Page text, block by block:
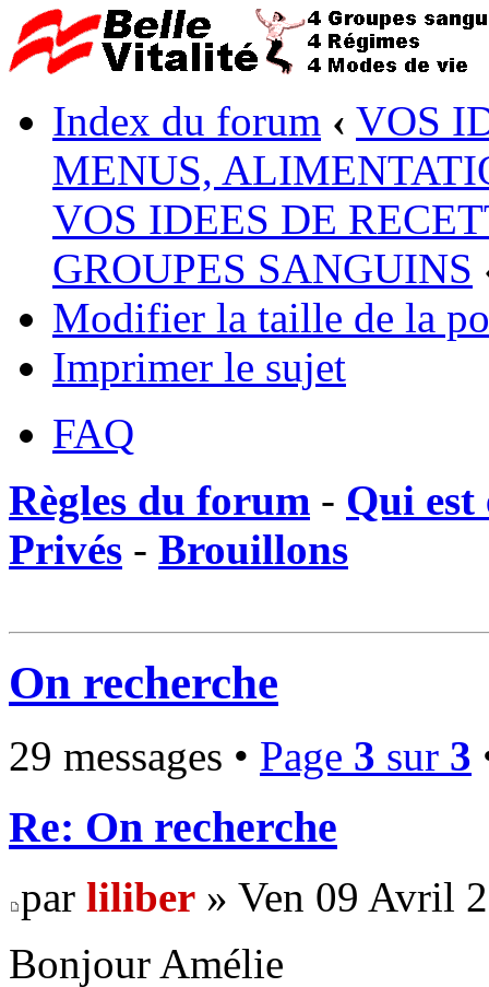
Index du forum ‹ VOS
MENUS,
VOS IDEES DE
GROUPES SANGUINS
Modifier la taille de la
Imprimer le sujet
FAQ
Règles du forum - Qui est
Privés - Brouillons
On recherche
29 messages • Page 3 sur 3
Re: On recherche
par liliber » Ven 09 Avril
Bonjour Amélie